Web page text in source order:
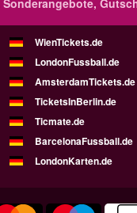
Sonderangebote,
WienTickets.de
LondonFussball.de
AmsterdamTickets.de
TicketsInBerlin.de
Ticmate.de
BarcelonaFussball.de
LondonKarten.de